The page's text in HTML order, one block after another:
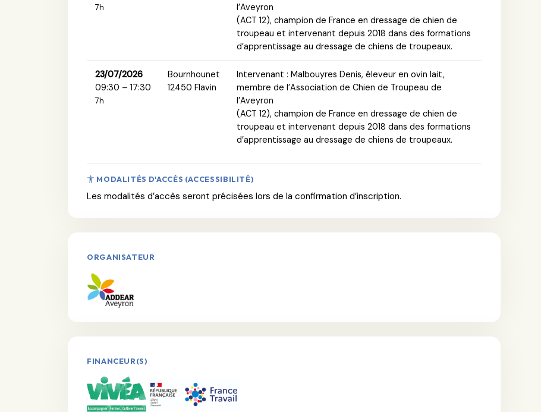
7h
l’Aveyron
(ACT 12), champion de France en dressage de chien de
troupeau et intervenant depuis 2018 dans des formations
d’apprentissage au dressage de chiens de troupeaux.
23/07/2026
09:30 – 17:30
7h
Bournhounet
12450 Flavin
Intervenant : Malbouyres Denis, éleveur en ovin lait,
membre de l’Association de Chien de Troupeau de
l’Aveyron
(ACT 12), champion de France en dressage de chien de
troupeau et intervenant depuis 2018 dans des formations
d’apprentissage au dressage de chiens de troupeaux.
MODALITÉS D'ACCÈS (ACCESSIBILITÉ)
Les modalités d’accès seront précisées lors de la confirmation d’inscription.
ORGANISATEUR
FINANCEUR(S)